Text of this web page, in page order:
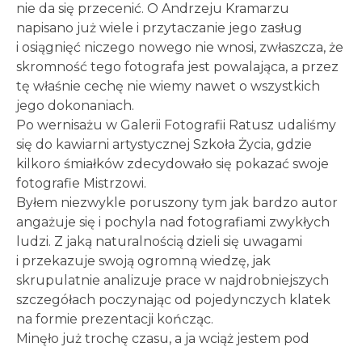
nie da się przecenić. O Andrzeju Kramarzu
napisano już wiele i przytaczanie jego zasług
i osiągnięć niczego nowego nie wnosi, zwłaszcza, że
skromność tego fotografa jest powalająca, a przez
tę właśnie cechę nie wiemy nawet o wszystkich
jego dokonaniach.
Po wernisażu w Galerii Fotografii Ratusz udaliśmy
się do kawiarni artystycznej Szkoła Życia, gdzie
kilkoro śmiałków zdecydowało się pokazać swoje
fotografie Mistrzowi.
Byłem niezwykle poruszony tym jak bardzo autor
angażuje się i pochyla nad fotografiami zwykłych
ludzi. Z jaką naturalnością dzieli się uwagami
i przekazuje swoją ogromną wiedzę, jak
skrupulatnie analizuje prace w najdrobniejszych
szczegółach poczynając od pojedynczych klatek
na formie prezentacji kończąc.
Minęło już trochę czasu, a ja wciąż jestem pod